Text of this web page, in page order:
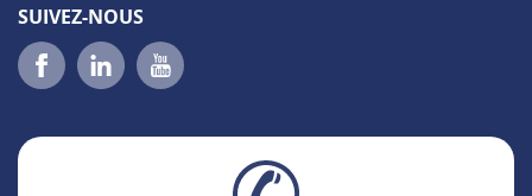
SUIVEZ-NOUS